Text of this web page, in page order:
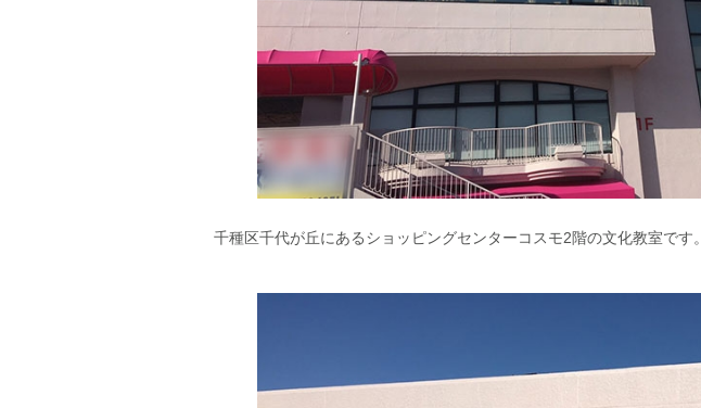
千種区千代が丘にあるショッピングセンターコスモ2階の文化教室です。